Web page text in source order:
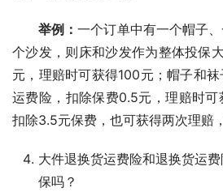
举例：一个订单中有一个帽子
个沙发，则床和沙发作为整体投保
元，理赔时可获得100元；帽子和
运费险，扣除保费0.5元，理赔时
扣除3.5元保费，也可获得两次理赔
大件退换货运费险和退换货运
保吗？